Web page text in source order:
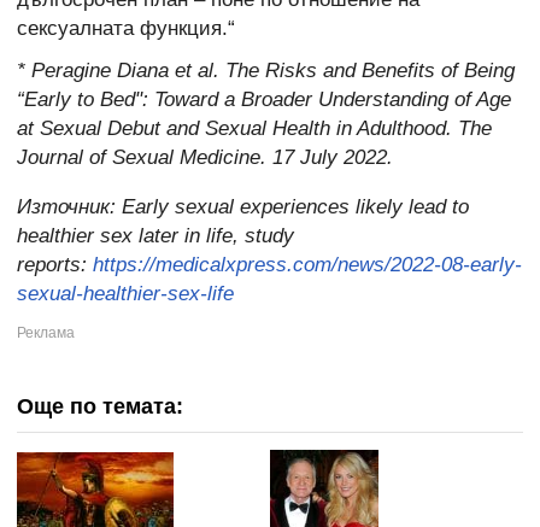
сексуалната функция.“
* Peragine Diana et al. The Risks and Benefits of Being
“Early to Bed": Toward a Broader Understanding of Age
at Sexual Debut and Sexual Health in Adulthood. The
Journal of Sexual Medicine. 17 July 2022.
Източник: Early sexual experiences likely lead to
healthier sex later in life, study
reports: https://medicalxpress.com/news/2022-08-early-
sexual-healthier-sex-life
Още по темата: